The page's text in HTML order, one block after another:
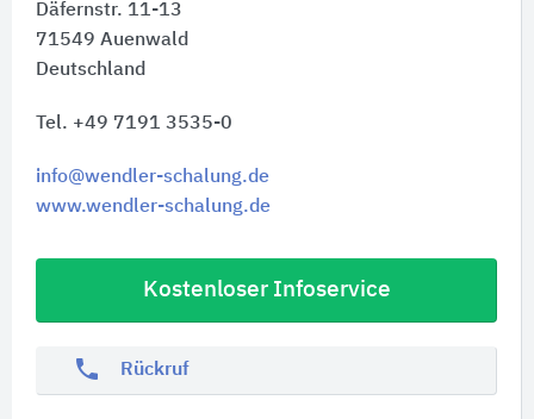
Däfernstr. 11-13
71549 Auenwald
Deutschland
Tel. +49 7191 3535-0
info@wendler-schalung.de
www.wendler-schalung.de
Kostenloser Infoservice
phone Rückruf